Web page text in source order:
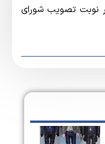
نوبت تصویب شورای